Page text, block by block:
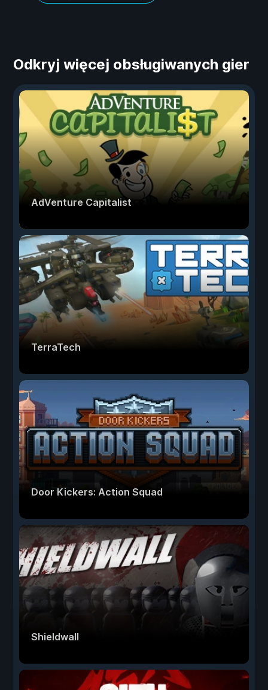
Odkryj więcej obsługiwanych gier
AdVenture Capitalist
TerraTech
Door Kickers: Action Squad
Shieldwall